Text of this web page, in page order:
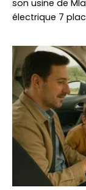
son usine de
électrique 7
industrielle du